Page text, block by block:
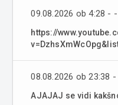
09.08.2026 ob 4:28 -
https://
08.08.2026 ob 23:38 -
AJAJAJ se vidi